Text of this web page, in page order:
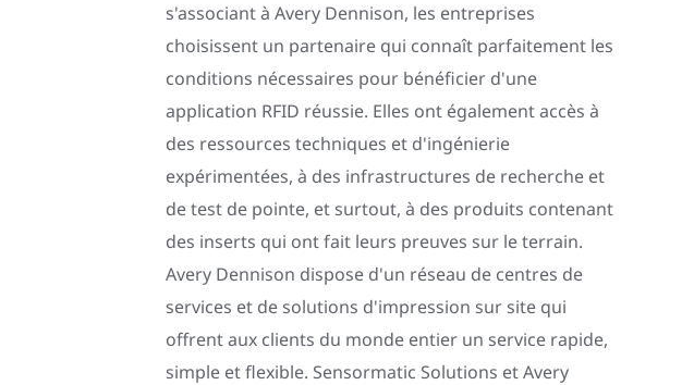
s'associant à Avery Dennison, les entreprises
choisissent un partenaire qui connaît parfaitement les
conditions nécessaires pour bénéficier d'une
application RFID réussie. Elles ont également accès à
des ressources techniques et d'ingénierie
expérimentées, à des infrastructures de recherche et
de test de pointe, et surtout, à des produits contenant
des inserts qui ont fait leurs preuves sur le terrain.
Avery Dennison dispose d'un réseau de centres de
services et de solutions d'impression sur site qui
offrent aux clients du monde entier un service rapide,
simple et flexible. Sensormatic Solutions et Avery